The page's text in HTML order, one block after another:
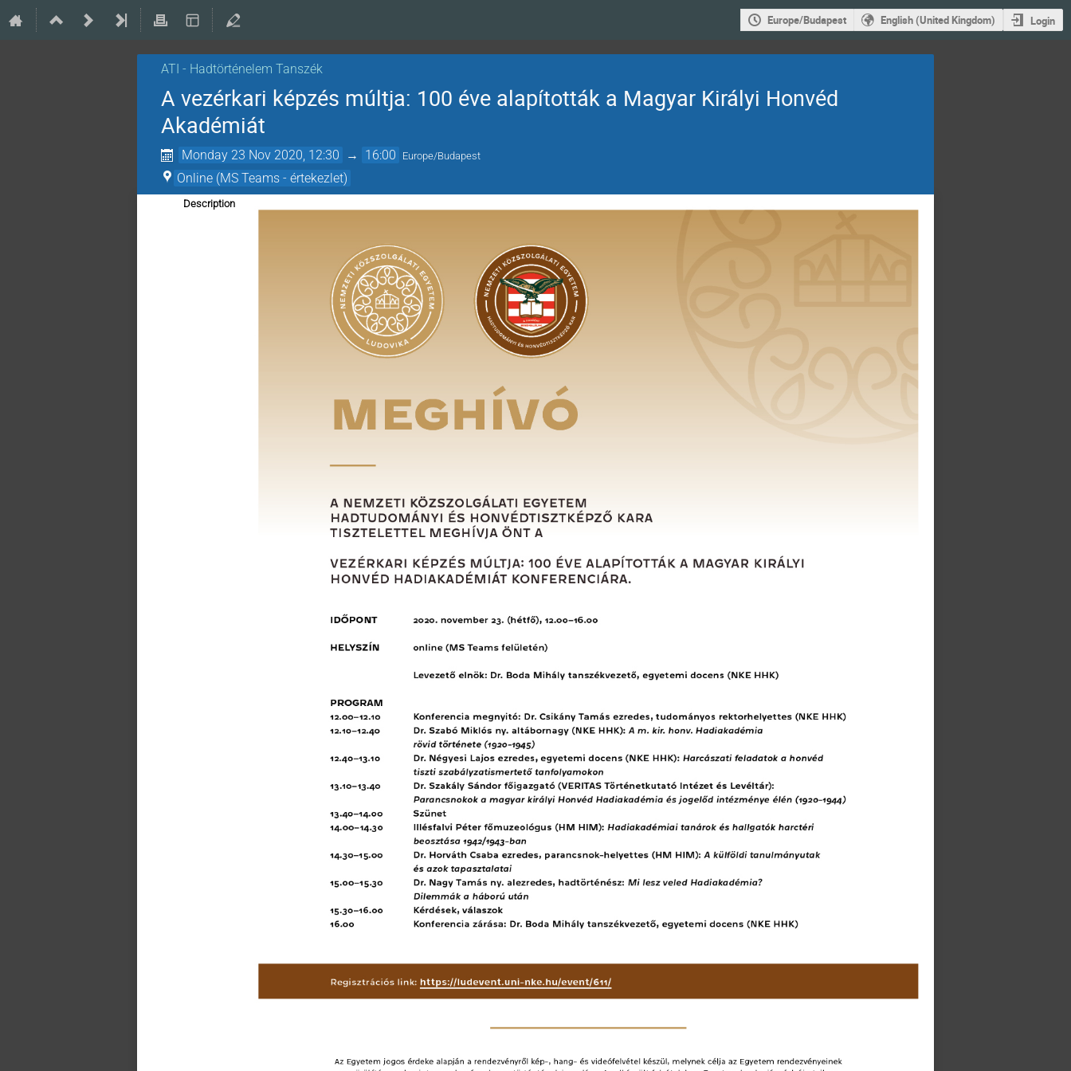
Europe/Budapest English (United Kingdom) Login
ATI - Hadtörténelem Tanszék
A vezérkari képzés múltja: 100 éve alapították a Magyar Királyi Honvéd
Akadémiát
Monday 23 Nov 2020, 12:30 → 16:00 Europe/Budapest
Online (MS Teams - értekezlet)
Description